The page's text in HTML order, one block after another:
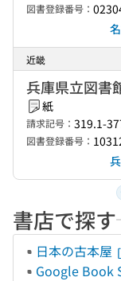
図書登録番号：
近畿
兵庫県立図書
紙
請求記号： 319.1-
図書登録番号：
書店で探す
日本の古本屋
Google Book